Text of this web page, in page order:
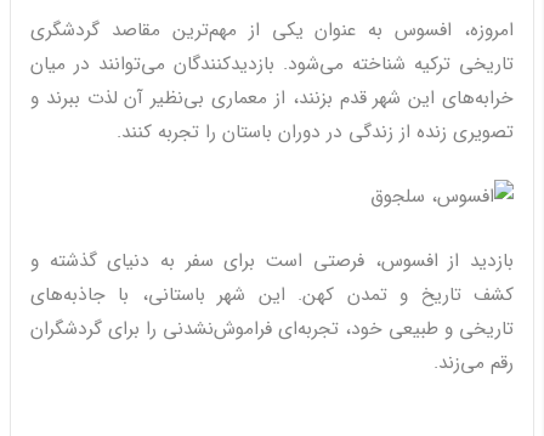
امروزه، افسوس به عنوان یکی از مهم‌ترین مقاصد گردشگری
تاریخی ترکیه شناخته می‌شود. بازدیدکنندگان می‌توانند در میان
خرابه‌های این شهر قدم بزنند، از معماری بی‌نظیر آن لذت ببرند و
تصویری زنده از زندگی در دوران باستان را تجربه کنند.
بازدید از افسوس، فرصتی است برای سفر به دنیای گذشته و
کشف تاریخ و تمدن کهن. این شهر باستانی، با جاذبه‌های
تاریخی و طبیعی خود، تجربه‌ای فراموش‌نشدنی را برای گردشگران
رقم می‌زند.